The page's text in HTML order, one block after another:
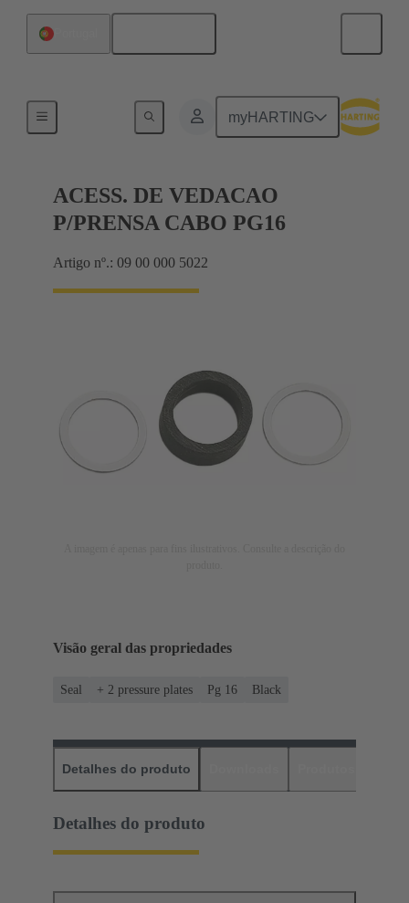
myHARTING
ACESS. DE VEDACAO
P/PRENSA CABO PG16
Artigo nº.: 09 00 000 5022
Visão geral das propriedades
Seal + 2 pressure plates Pg 16 Black
Detalhes do produto
Detalhes do produto